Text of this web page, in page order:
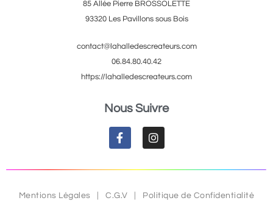
85 Allée Pierre BROSSOLETTE
93320 Les Pavillons sous Bois
contact@lahalledescreateurs.com
06.84.80.40.42
https://lahalledescreateurs.com
Nous Suivre
Mentions Légales |C.G.V Politique de Confidentialité